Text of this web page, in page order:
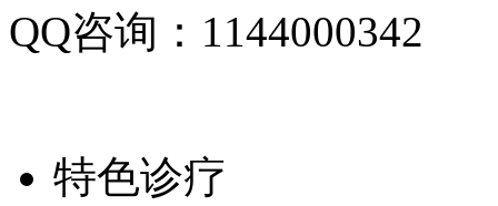
QQ咨询：1144000342
特色诊疗